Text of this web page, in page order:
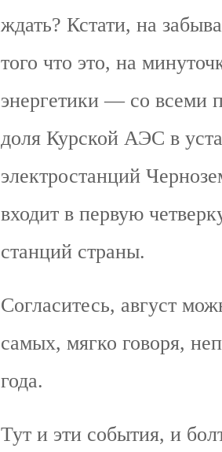
ждать? Кстати, на
того что это, на
энергетики — со всеми
доля Курской АЭС в
электростанций
входит в первую
станций страны.
Согласитесь, август
самых, мягко говоря,
года.
Тут и эти события, и